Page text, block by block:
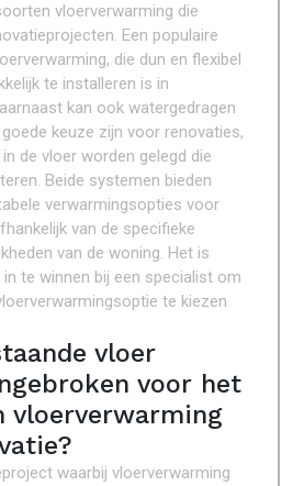
vloerverwarming die
Een populaire
die dun en flexibel
te installeren is in
kan ook watergedragen
keuze zijn voor renovaties,
de vloer worden gelegd die
Beide systemen bieden
verwarmingsopties voor
van de specifieke
van de woning. Het is
te winnen bij een specialist om
te kiezen
vloer
voor het
vloerverwarming
waarbij vloerverwarming